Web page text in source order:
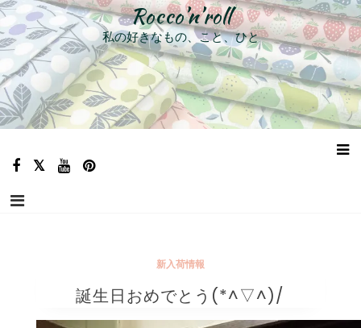
コ
テ
ツ
へ
ス
キ
Rocco’n’roll
私の好きなもの、こと、ひと
新入荷情報
誕生日おめでとう(*^▽^)/